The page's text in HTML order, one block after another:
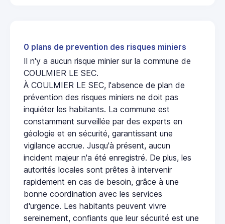
0 plans de prevention des risques miniers
Il n'y a aucun risque minier sur la commune de
COULMIER LE SEC.
À COULMIER LE SEC, l'absence de plan de
prévention des risques miniers ne doit pas
inquiéter les habitants. La commune est
constamment surveillée par des experts en
géologie et en sécurité, garantissant une
vigilance accrue. Jusqu'à présent, aucun
incident majeur n'a été enregistré. De plus, les
autorités locales sont prêtes à intervenir
rapidement en cas de besoin, grâce à une
bonne coordination avec les services
d'urgence. Les habitants peuvent vivre
sereinement, confiants que leur sécurité est une